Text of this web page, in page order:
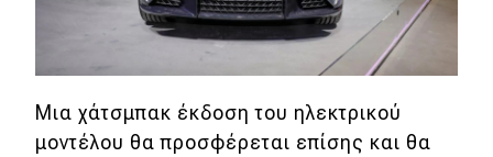
Μια χάτσμπακ έκδοση του ηλεκτρικού
μοντέλου θα προσφέρεται επίσης και θα